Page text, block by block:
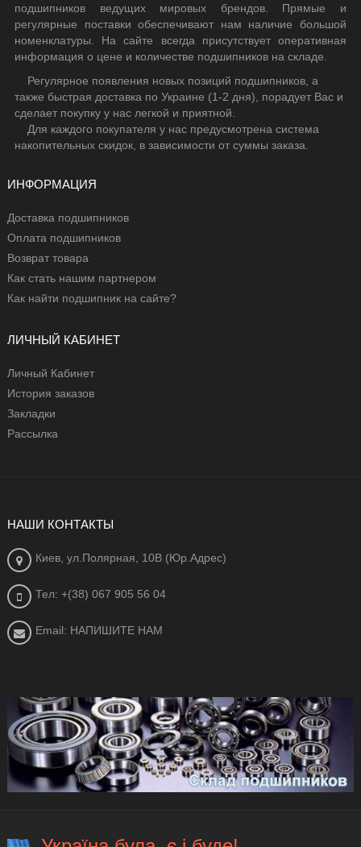
подшипников ведущих мировых брендов. Прямые и
регулярные поставки обеспечивают нам наличие большой
номенклатуры. На сайте всегда присутствует оперативная
информация о цене и количестве подшипников на складе.
Регулярное появления новых позиций подшипников, а
также быстрая доставка по Украине (1-2 дня), порадует Вас и
сделает покупку у нас легкой и приятной.
Для каждого покупателя у нас предусмотрена система
накопительных скидок, в зависимости от суммы заказа.
ИНФОРМАЦИЯ
Доставка подшипников
Оплата подшипников
Возврат товара
Как стать нашим партнером
Как найти подшипник на сайте?
ЛИЧНЫЙ КАБИНЕТ
Личный Кабинет
История заказов
Закладки
Рассылка
НАШИ КОНТАКТЫ
Киев, ул.Полярная, 10В (Юр.Адрес)
Тел: +(38) 067 905 56 04
Email: НАПИШИТЕ НАМ